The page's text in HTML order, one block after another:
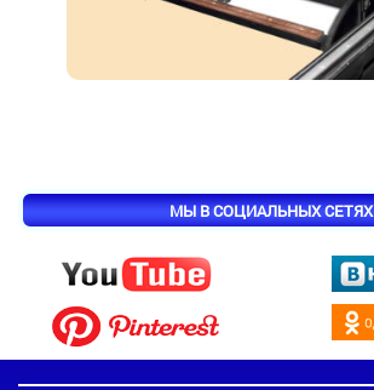
МЫ В СОЦИАЛЬНЫХ СЕТЯХ